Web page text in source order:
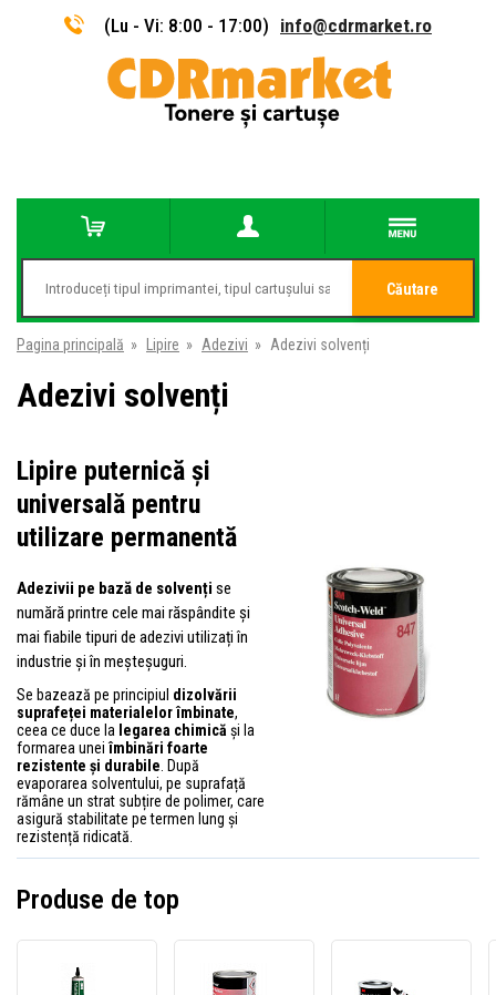
(Lu - Vi: 8:00 - 17:00) info@cdrmarket.ro
Căutare
Pagina principală » Lipire » Adezivi » Adezivi solvenți
Adezivi solvenți
Lipire puternică și
universală pentru
utilizare permanentă
Adezivii pe bază de solvenți se
numără printre cele mai răspândite și
mai fiabile tipuri de adezivi utilizați în
industrie și în meșteșuguri.
Se bazează pe principiul dizolvării
suprafeței materialelor îmbinate,
ceea ce duce la legarea chimică și la
formarea uneiîmbinări foarte
rezistente și durabile . După
evaporarea solventului, pe suprafață
rămâne un strat subțire de polimer, care
asigură stabilitate pe termen lung și
rezistență ridicată.
Produse de top